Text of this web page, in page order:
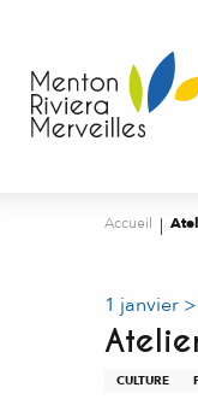
contenu
principal
Accueil
1 janvier
CULTURE